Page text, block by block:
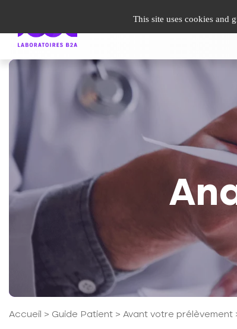
Accueil > Guide Patient > Avant votre prélèvement
This site uses cookies and